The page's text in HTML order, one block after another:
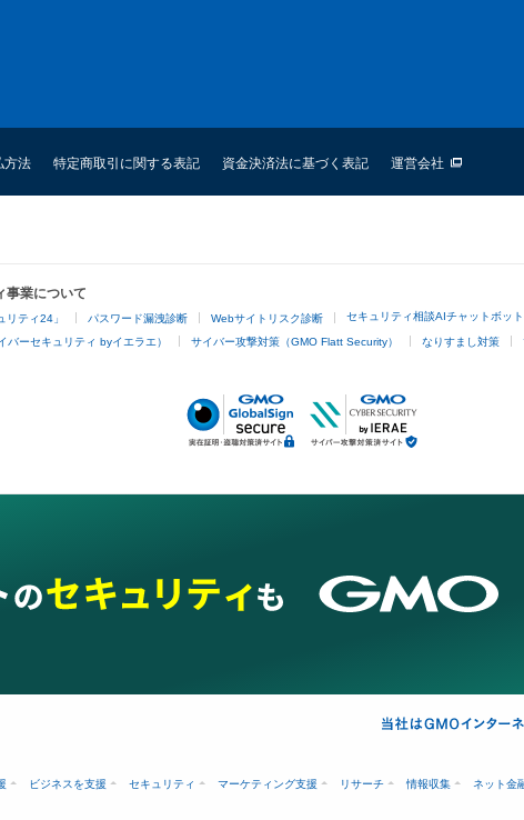
方法 特定商取引に関する表記 資金決済法に基づく表記 運営会社
事業について
ティ24」 パスワード漏洩診断 Webサイトリスク診断 セキュリティ相談AIチャットボット
バーセキュリティ byイエラエ） サイバー攻撃対策（GMO Flatt Security） なりすまし対策
ビジネスを支援 セキュリティ マーケティング支援 リサーチ 情報収集 ネット金